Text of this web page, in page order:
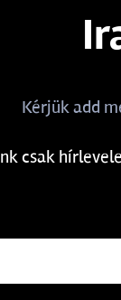
Kérjük add
csak